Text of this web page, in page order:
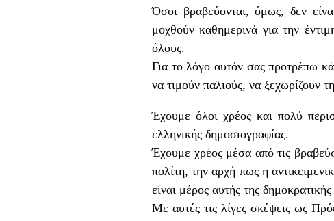
Όσοι βραβεύονται, όμως, δεν
μοχθούν καθημερινά για την
όλους.
Για το λόγο αυτόν σας προτρέπω
να τιμούν παλιούς, να ξεχωρίζουν
Έχουμε όλοι χρέος και πολύ
ελληνικής δημοσιογραφίας.
Έχουμε χρέος μέσα από τις
πολίτη, την αρχή πως η
είναι μέρος αυτής της δημοκρατικής
Με αυτές τις λίγες σκέψεις ως